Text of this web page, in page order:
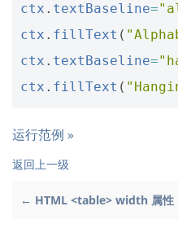
ctx . textBaseline=
ctx . fillText (
ctx . textBaseline=
ctx . fillText (
运行范例 »
返回上一级
← HTML <table> width 属性